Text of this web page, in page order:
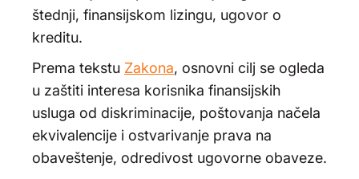
štednji, finansijskom lizingu, ugovor o
kreditu.
Prema tekstu Zakona, osnovni cilj se ogleda
u zaštiti interesa korisnika finansijskih
usluga od diskriminacije, poštovanja načela
ekvivalencije i ostvarivanje prava na
obaveštenje, odredivost ugovorne obaveze.